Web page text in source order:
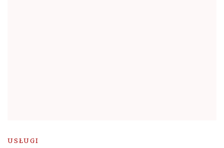
USŁUGI